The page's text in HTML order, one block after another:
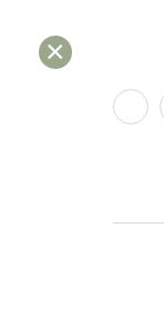
×